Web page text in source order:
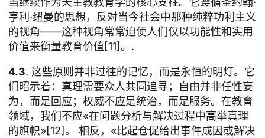
亨利·纽曼的思想，反对当今社会中那种纯粹功利主义
的视角——这种视角常常迫使人们仅以功能性和实用
价值来衡量教育价值[11]。.
4.3. 这些原则并非过往的记忆，而是永恒的明灯。它
们昭示着：真理需要众人共同追寻；自由并非任性妄
为，而是回应；权威不应是统治，而是服务。在教育
领域，我们不应«在问题分析与解决过程中高举真理
的旗帜»[12]。 相反，«比起仓促给出事件成因或解决